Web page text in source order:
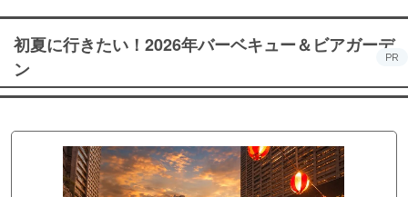
初夏に行きたい！2026年バーベキュー＆ビアガーデ
ン
PR